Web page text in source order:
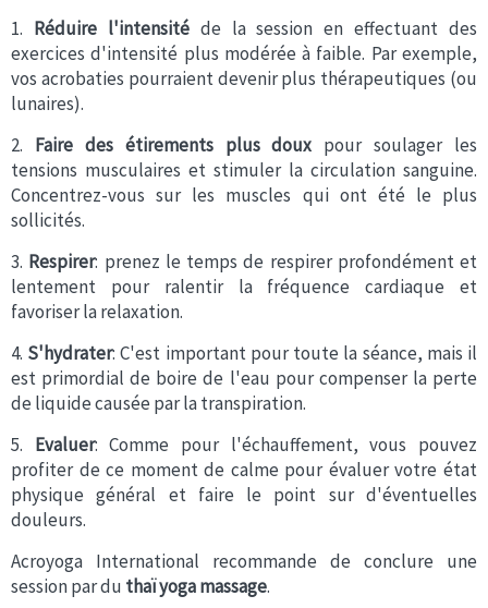
1. Réduire l'intensitéde la session en effectuant des
exercices d'intensité plus modérée à faible. Par exemple,
vos acrobaties pourraient devenir plus thérapeutiques (ou
lunaires).
2. Faire des étirements plus doux pour soulager les
tensions musculaires et stimuler la circulation sanguine.
Concentrez-vous sur les muscles qui ont été le plus
sollicités.
3. Respirer: prenez le temps de respirer profondément et
lentement pour ralentir la fréquence cardiaque et
favoriser la relaxation.
4. S'hydrater: C'est important pour toute la séance, mais il
est primordial de boire de l'eau pour compenser la perte
de liquide causée par la transpiration.
5. Evaluer: Comme pour l'échauffement, vous pouvez
profiter de ce moment de calme pour évaluer votre état
physique général et faire le point sur d'éventuelles
douleurs.
Acroyoga International recommande de conclure une
session par du thaï yoga massage.